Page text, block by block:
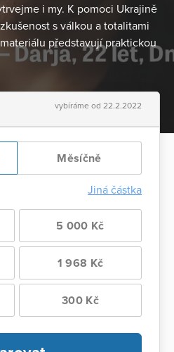
i my. K pomoci Ukrajině
s válkou a totalitami
představují praktickou
vybíráme od 22.2.2022
Měsíčně
Jiná částka
5 000 Kč
1 968 Kč
300 Kč